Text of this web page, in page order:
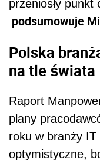
przeniosły
podsumowuje
Polska
na tle świata
Raport
plany
roku w branży
optymistyczne,